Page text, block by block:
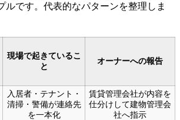
ルです。代表的なパターンを整理しま
現場で起きているこ
と
オーナーへの報告
入居者・テナント・
清掃・警備が連絡先
を一本化
賃貸管理会社が内容を
仕分けして建物管理会
社へ指示